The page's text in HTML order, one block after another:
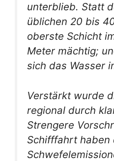
unterblieb. Statt
üblichen 20 bis
oberste Schicht
Meter mächtig;
sich das Wasser
Verstärkt wurde
regional durch
Strengere
Schifffahrt haben